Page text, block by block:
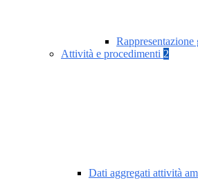
Rappresentazione
Attività e procedimenti 2
Dati aggregati attività